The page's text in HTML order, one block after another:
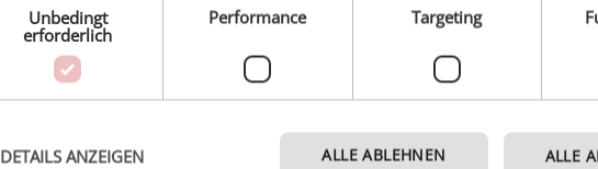
Berggasthof Häusler
Unbedingt
erforderlich
Performance Targeting
ALLE
ALLE ABLEHNEN
DETAILS ANZEIGEN